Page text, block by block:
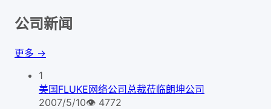
公司新闻
更多 →
1
美国FLUKE网络公司总裁莅临朗坤公司
2007/5/10👁 4772